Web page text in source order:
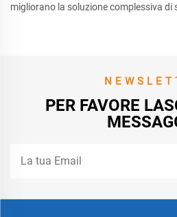
migliorano la soluzione complessiva di
PER FAVORE